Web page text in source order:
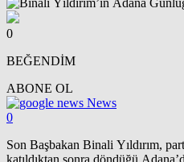
0
BEĞENDİM
ABONE OL
News
0
Son Başbakan Binali Yıldırım,
katıldıktan sonra döndüğü